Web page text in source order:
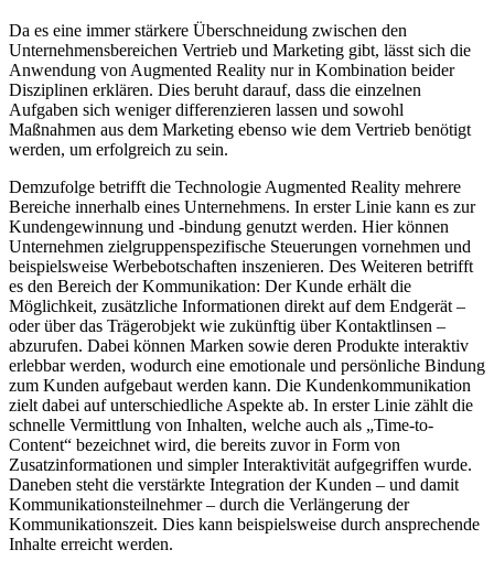
Da es eine immer stärkere Überschneidung zwischen den
Unternehmensbereichen Vertrieb und Marketing gibt, lässt sich die
Anwendung von Augmented Reality nur in Kombination beider
Disziplinen erklären. Dies beruht darauf, dass die einzelnen
Aufgaben sich weniger differenzieren lassen und sowohl
Maßnahmen aus dem Marketing ebenso wie dem Vertrieb benötigt
werden, um erfolgreich zu sein.
Demzufolge betrifft die Technologie Augmented Reality mehrere
Bereiche innerhalb eines Unternehmens. In erster Linie kann es zur
Kundengewinnung und -bindung genutzt werden. Hier können
Unternehmen zielgruppenspezifische Steuerungen vornehmen und
beispielsweise Werbebotschaften inszenieren. Des Weiteren betrifft
es den Bereich der Kommunikation: Der Kunde erhält die
Möglichkeit, zusätzliche Informationen direkt auf dem Endgerät –
oder über das Trägerobjekt wie zukünftig über Kontaktlinsen –
abzurufen. Dabei können Marken sowie deren Produkte interaktiv
erlebbar werden, wodurch eine emotionale und persönliche Bindung
zum Kunden aufgebaut werden kann. Die Kundenkommunikation
zielt dabei auf unterschiedliche Aspekte ab. In erster Linie zählt die
schnelle Vermittlung von Inhalten, welche auch als „Time-to-
Content“ bezeichnet wird, die bereits zuvor in Form von
Zusatzinformationen und simpler Interaktivität aufgegriffen wurde.
Daneben steht die verstärkte Integration der Kunden – und damit
Kommunikationsteilnehmer – durch die Verlängerung der
Kommunikationszeit. Dies kann beispielsweise durch ansprechende
Inhalte erreicht werden.